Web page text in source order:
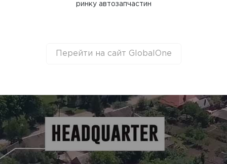
ринку автозапчастин
Перейти на сайт GlobalOne